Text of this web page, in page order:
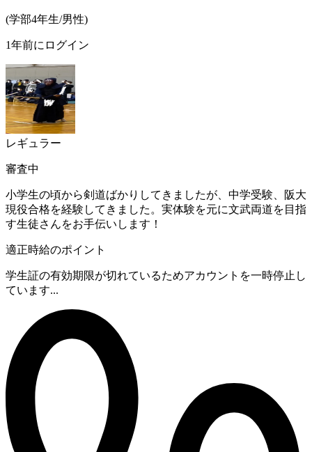
(学部4年生/男性)
1年前にログイン
レギュラー
審査中
小学生の頃から剣道ばかりしてきましたが、中学受験、阪大
現役合格を経験してきました。実体験を元に文武両道を目指
す生徒さんをお手伝いします！
適正時給のポイント
学生証の有効期限が切れているためアカウントを一時停止し
ています...